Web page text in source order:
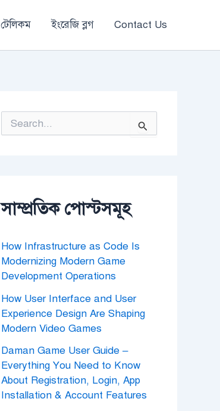
টেলিকম ইংরেজি ব্লগ Contact Us
rসাম্প্রতিক পোস্টসমূহ
How Infrastructure as Code Is
Modernizing Modern Game
Development Operations
How User Interface and User
Experience Design Are Shaping
Modern Video Games
Daman Game User Guide –
Everything You Need to Know
About Registration, Login, App
Installation & Account Features